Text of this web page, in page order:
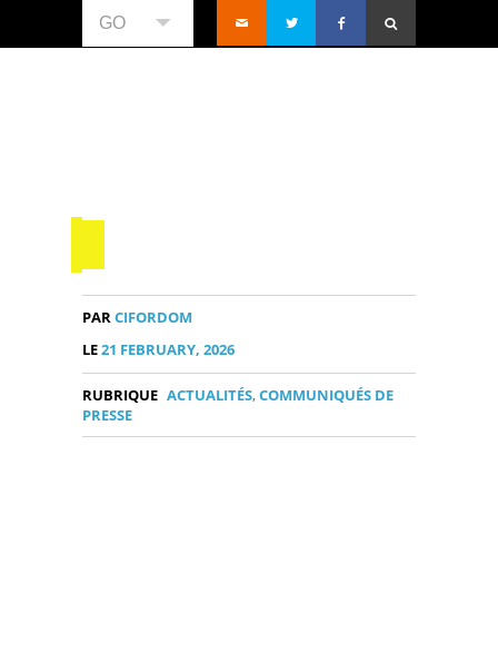
GO
PARCIFORDOM
LE21 FEBRUARY, 2026
RUBRIQUE ACTUALITÉS,COMMUNIQUÉS DE
PRESSE